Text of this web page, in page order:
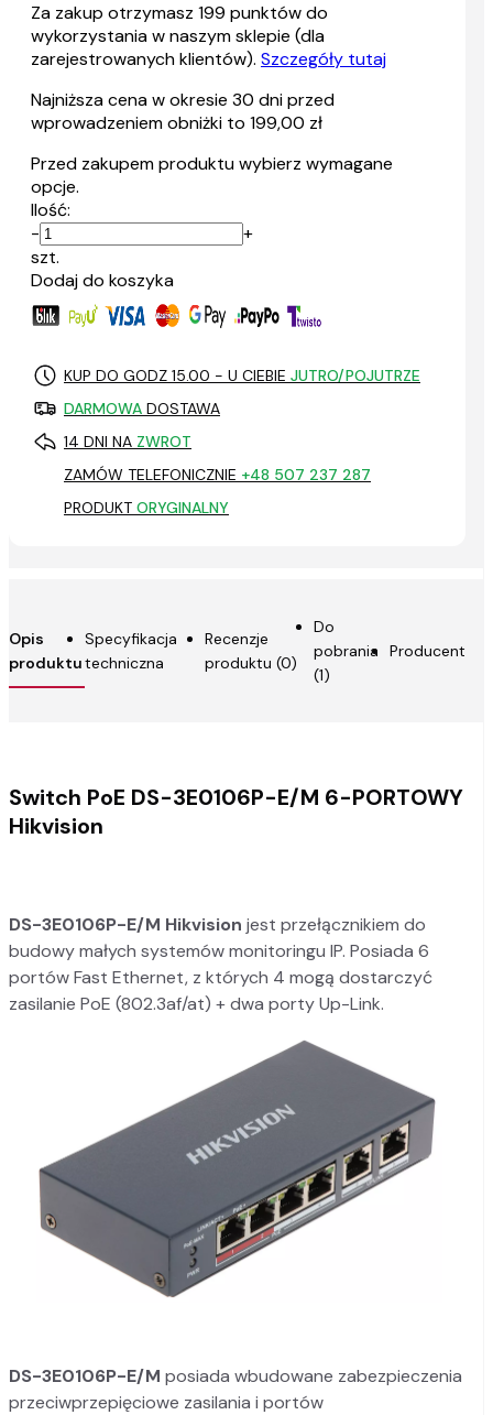
Za zakup otrzymasz 199 punktów do
wykorzystania w naszym sklepie (dla
zarejestrowanych klientów). Szczegóły tutaj
Najniższa cena w okresie 30 dni przed
wprowadzeniem obniżki to 199,00 zł
Przed zakupem produktu wybierz wymagane
opcje.
Ilość:
-
+
szt.
Dodaj do koszyka
KUP DO GODZ 15.00 - U CIEBIE JUTRO/POJUTRZE
DARMOWA DOSTAWA
14 DNI NA ZWROT
ZAMÓW TELEFONICZNIE +48 507 237 287
PRODUKT ORYGINALNY
Opis
produktu
Do
pobrania
(1)
Specyfikacja
techniczna
Producent
Recenzje
produktu (0)
Switch PoE DS-3E0106P-E/M 6-PORTOWY
Hikvision
DS-3E0106P-E/M Hikvision jest przełącznikiem do
budowy małych systemów monitoringu IP. Posiada 6
portów Fast Ethernet, z których 4 mogą dostarczyć
zasilanie PoE (802.3af/at) + dwa porty Up-Link.
DS-3E0106P-E/M posiada wbudowane zabezpieczenia
przeciwprzepięciowe zasilania i portów